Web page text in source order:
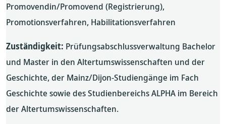
Promovendin/Promovend (Registrierung),
Promotionsverfahren, Habilitationsverfahren
Zuständigkeit: Prüfungsabschlussverwaltung Bachelor
und Master in den Altertumswissenschaften und der
Geschichte, der Mainz/Dijon‑Studiengänge im Fach
Geschichte sowie des Studienbereichs ALPHA im Bereich
der Altertumswissenschaften.